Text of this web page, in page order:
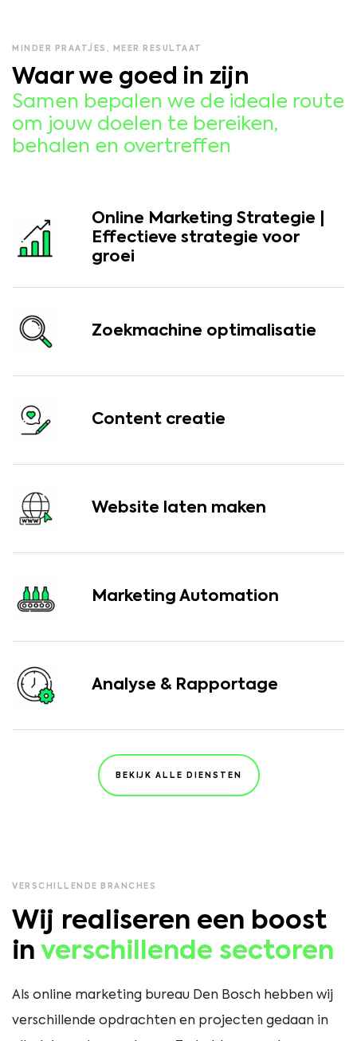
MINDER PRAATJES, MEER RESULTAAT
Waar we goed in zijn
Samen bepalen we de ideale route
om jouw doelen te bereiken,
behalen en overtreffen
Online Marketing Strategie |
Effectieve strategie voor
groei
Zoekmachine optimalisatie
Content creatie
Website laten maken
Marketing Automation
Analyse & Rapportage
BEKIJK ALLE DIENSTEN
VERSCHILLENDE BRANCHES
Wij realiseren een boost
in verschillende sectoren
Als online marketing bureau Den Bosch hebben wij
verschillende opdrachten en projecten gedaan in